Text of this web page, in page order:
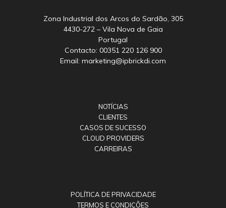
Zona Industrial dos Arcos do Sardão, 305
4430-272 – Vila Nova de Gaia
Portugal
Contacto: 00351 220 126 900
Email: marketing@ipbrickdi.com
NOTÍCIAS
CLIENTES
CASOS DE SUCESSO
CLOUD PROVIDERS
CARREIRAS
POLÍTICA DE PRIVACIDADE
TERMOS E CONDIÇÕES